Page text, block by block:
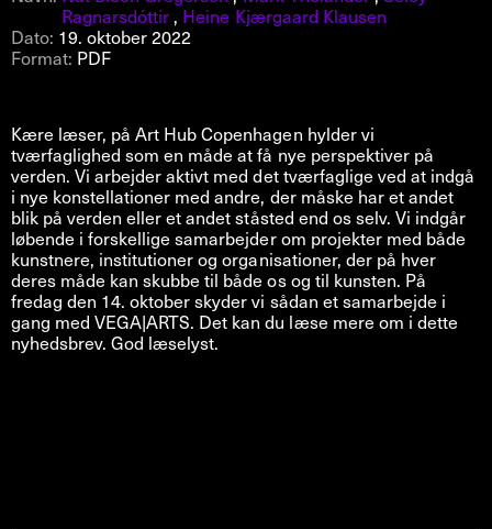
Ragnarsdóttir , Heine Kjærgaard Klausen
Dato: 19. oktober 2022
Format: PDF
Kære læser, på Art Hub Copenhagen hylder vi
tværfaglighed som en måde at få nye perspektiver på
verden. Vi arbejder aktivt med det tværfaglige ved at indgå
i nye konstellationer med andre, der måske har et andet
blik på verden eller et andet ståsted end os selv. Vi indgår
løbende i forskellige samarbejder om projekter med både
kunstnere, institutioner og organisationer, der på hver
deres måde kan skubbe til både os og til kunsten. På
fredag den 14. oktober skyder vi sådan et samarbejde i
gang med VEGA|ARTS. Det kan du læse mere om i dette
nyhedsbrev. God læselyst.